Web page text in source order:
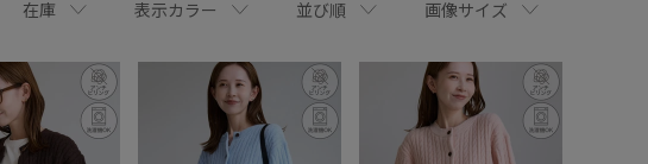
在庫 表示カラー 並び順 画像サイズ